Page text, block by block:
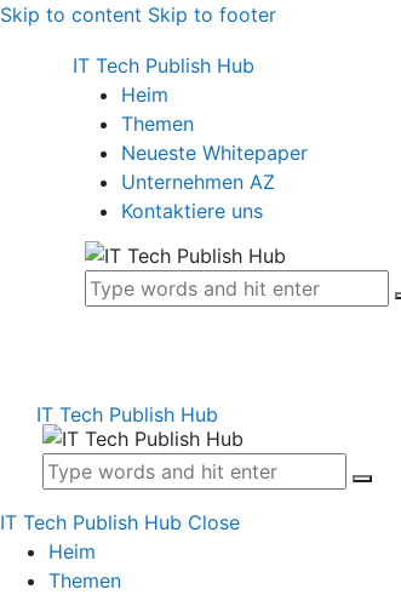
Skip to content Skip to footer
IT Tech Publish Hub
Heim
Themen
Neueste Whitepaper
Unternehmen AZ
Kontaktiere uns
IT Tech Publish Hub
IT Tech Publish Hub Close
Heim
Themen